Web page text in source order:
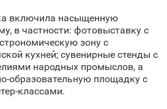
включила насыщенную
в частности: фотовыставку с
зону с
кухней; сувенирные стенды с
народных промыслов, а
образовательную площадку с
классами.